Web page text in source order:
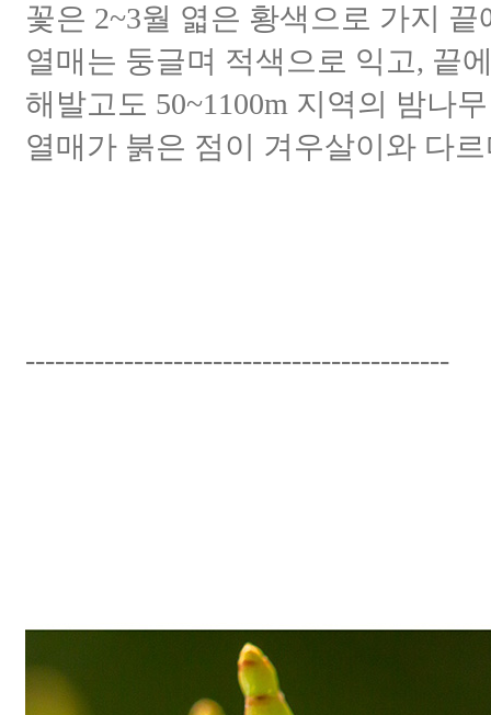
꽃은 2~3월 엷은 황색으로 가지
열매는 둥글며 적색으로 익고, 끝
해발고도 50~1100m 지역의 밤나
열매가 붉은 점이 겨우살이와 다
-------------------------------------------